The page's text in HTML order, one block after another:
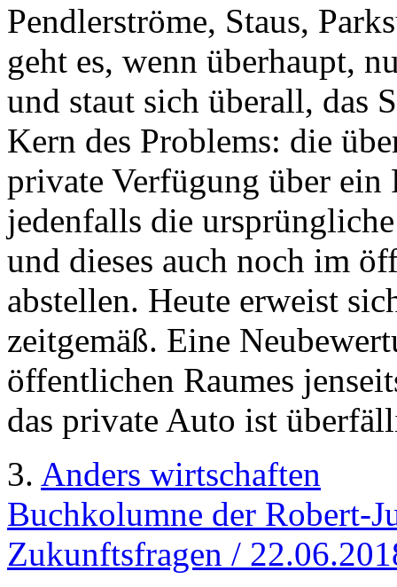
Pendlerströme, Staus,
geht es, wenn überhaupt,
und staut sich überall, das
Kern des Problems: die
private Verfügung über ein
jedenfalls die
und dieses auch noch im
abstellen. Heute erweist
zeitgemäß. Eine
öffentlichen Raumes
das private Auto ist
3. Anders wirtschaften
Buchkolumne der Robert-
Zukunftsfragen /